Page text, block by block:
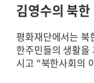
김영수의 북
평화재단에서는
한주민들의 생활
시고 “북한사회의